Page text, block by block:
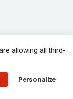
allowing all third-
Personalize